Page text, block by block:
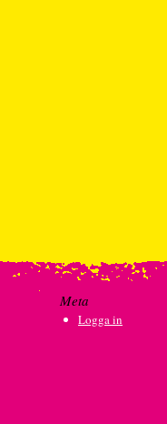
Meta
Logga in